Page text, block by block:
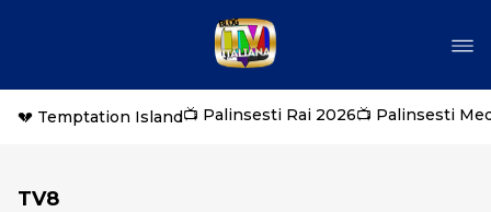
💔 Temptation Island📺 Palinsesti Rai 2026📺 Palinsesti
TV8